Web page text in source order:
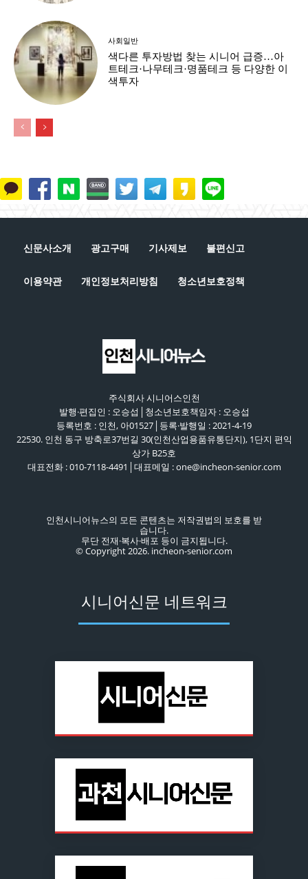
사회일반
색다른 투자방법 찾는 시니어 급증…아
트테크·나무테크·명품테크 등 다양한 이
색투자
신문사소개 광고구매 기사제보 불편신고
이용약관 개인정보처리방침 청소년보호정책
주식회사 시니어스인천
발행·편집인 : 오승섭│청소년보호책임자 : 오승섭
등록번호 : 인천, 아01527│등록·발행일 : 2021-4-19
22530. 인천 동구 방축로37번길 30(인천산업용품유통단지), 1단지 편익
상가 B25호
대표전화 : 010-7118-4491│대표메일 : one@incheon-senior.com
인천시니어뉴스의 모든 콘텐츠는 저작권법의 보호를 받
습니다.
무단 전재·복사·배포 등이 금지됩니다.
© Copyright 2026. incheon-senior.com
시니어신문 네트워크